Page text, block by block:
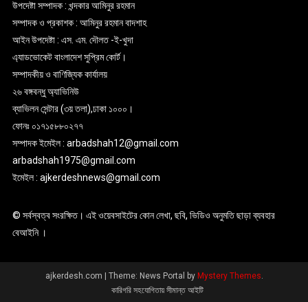
উপদেষ্টা সম্পাদক : খন্দকার আমিনুর রহমান
সম্পাদক ও প্রকাশক : আমিনুর রহমান বাদশাহ
আইন উপদেষ্টা : এস. এম. দৌলত -ই-খুদা
এ্যাডভোকেট বাংলাদেশ সুপ্রিম কোর্ট।
সম্পাদকীয় ও বাণিজ্যিক কার্যালয়
২৬ বঙ্গবন্ধু অ্যাভিনিউ
ব্যাভিলন সেন্টার (৩য় তলা),ঢাকা ১০০০।
ফোনঃ ০১৭১৫৮৮০২৭৭
সম্পাদক ইমেইল : arbadshah12@gmail.com
arbadshah1975@gmail.com
ইমেইল : ajkerdeshnews@gmail.com
© সর্বস্বত্ব সংরক্ষিত। এই ওয়েবসাইটের কোন লেখা, ছবি, ভিডিও অনুমতি ছাড়া ব্যবহার
বেআইনি ।
ajkerdesh.com Theme: News Portal by Mystery Themes.
কারিগরি সহযোগিতায় সীমান্ত আইটি